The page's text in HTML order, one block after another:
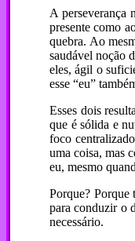
A perseverança
presente como
quebra. Ao
saudável noção
eles, ágil o
esse “eu”
Esses dois
que é sólida e
foco
uma coisa, mas
eu, mesmo
Porque? Porque
para conduzir o
necessário.